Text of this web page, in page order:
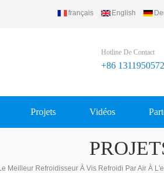
français English
Hotline De Contact
+86
Projets Vidéos
Meilleur Refroidisseur À Vis Refroidi Par Air À